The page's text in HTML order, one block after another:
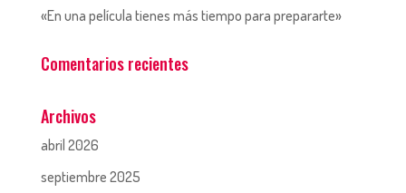
«En una película tienes más tiempo para prepararte»
Comentarios recientes
Archivos
abril 2026
septiembre 2025